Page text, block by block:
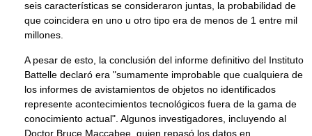
seis características se consideraron juntas, la probabilidad de
que coincidera en uno u otro tipo era de menos de 1 entre mil
millones.
A pesar de esto, la conclusión del informe definitivo del Instituto
Battelle declaró era "sumamente improbable que cualquiera de
los informes de avistamientos de objetos no identificados
represente acontecimientos tecnológicos fuera de la gama de
conocimiento actual". Algunos investigadores, incluyendo al
Doctor Bruce Maccabee, quien repasó los datos en